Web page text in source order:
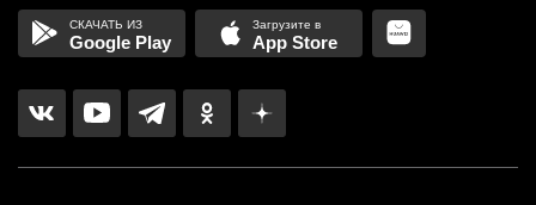
Google Play App Store